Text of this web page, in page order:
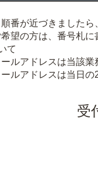
番が近づきましたら
望の方は、番号札
て
ルアドレスは当該業
ルアドレスは当日の
受